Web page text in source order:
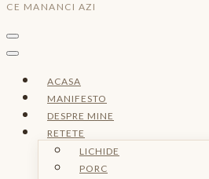
CE MANANCI AZI
ACASA
MANIFESTO
DESPRE MINE
RETETE
LICHIDE
PORC